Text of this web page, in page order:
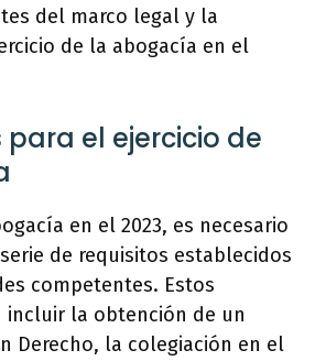
del marco legal y la
de la abogacía en el
para el ejercicio de
en el 2023, es necesario
de requisitos establecidos
competentes. Estos
incluir la obtención de un
Derecho, la colegiación en el